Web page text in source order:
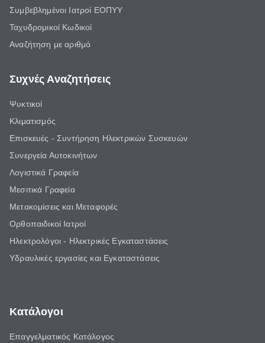
Συμβεβλημένοι Ιατροί ΕΟΠΥΥ
Ταχυδρομικοί Κωδικοί
Αναζήτηση με αριθμό
Συχνές Αναζητήσεις
Ψυκτικοί
Κλιματισμός
Επισκευές - Συντήρηση Ηλεκτρικών Συσκευών
Συνεργεία Αυτοκινήτων
Λογιστικά Γραφεία
Μεσιτικά Γραφεία
Μετακομίσεις και Μεταφορές
Ορθοπαιδικοί Ιατροί
Ηλεκτρολόγοι - Ηλεκτρικές Εγκαταστάσεις
Υδραυλικές εργασίες και Εγκαταστάσεις
Κατάλογοι
Επαγγελματικός Κατάλογος